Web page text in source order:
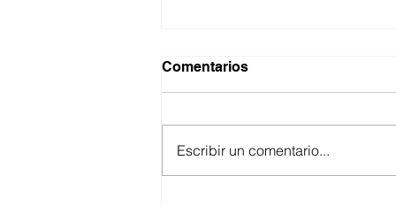
Comentarios
Escribir un comentario...